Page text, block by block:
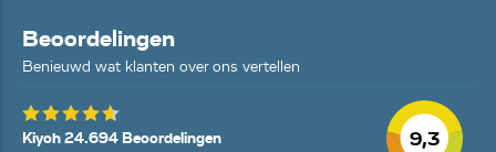
Beoordelingen
Benieuwd wat klanten over ons vertellen
9,3
Kiyoh 24.694 Beoordelingen